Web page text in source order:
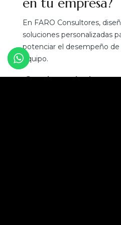
En FARO Consultores,
soluciones personalizadas
potenciar el desempeño
equipo.
¡Convierte el talento